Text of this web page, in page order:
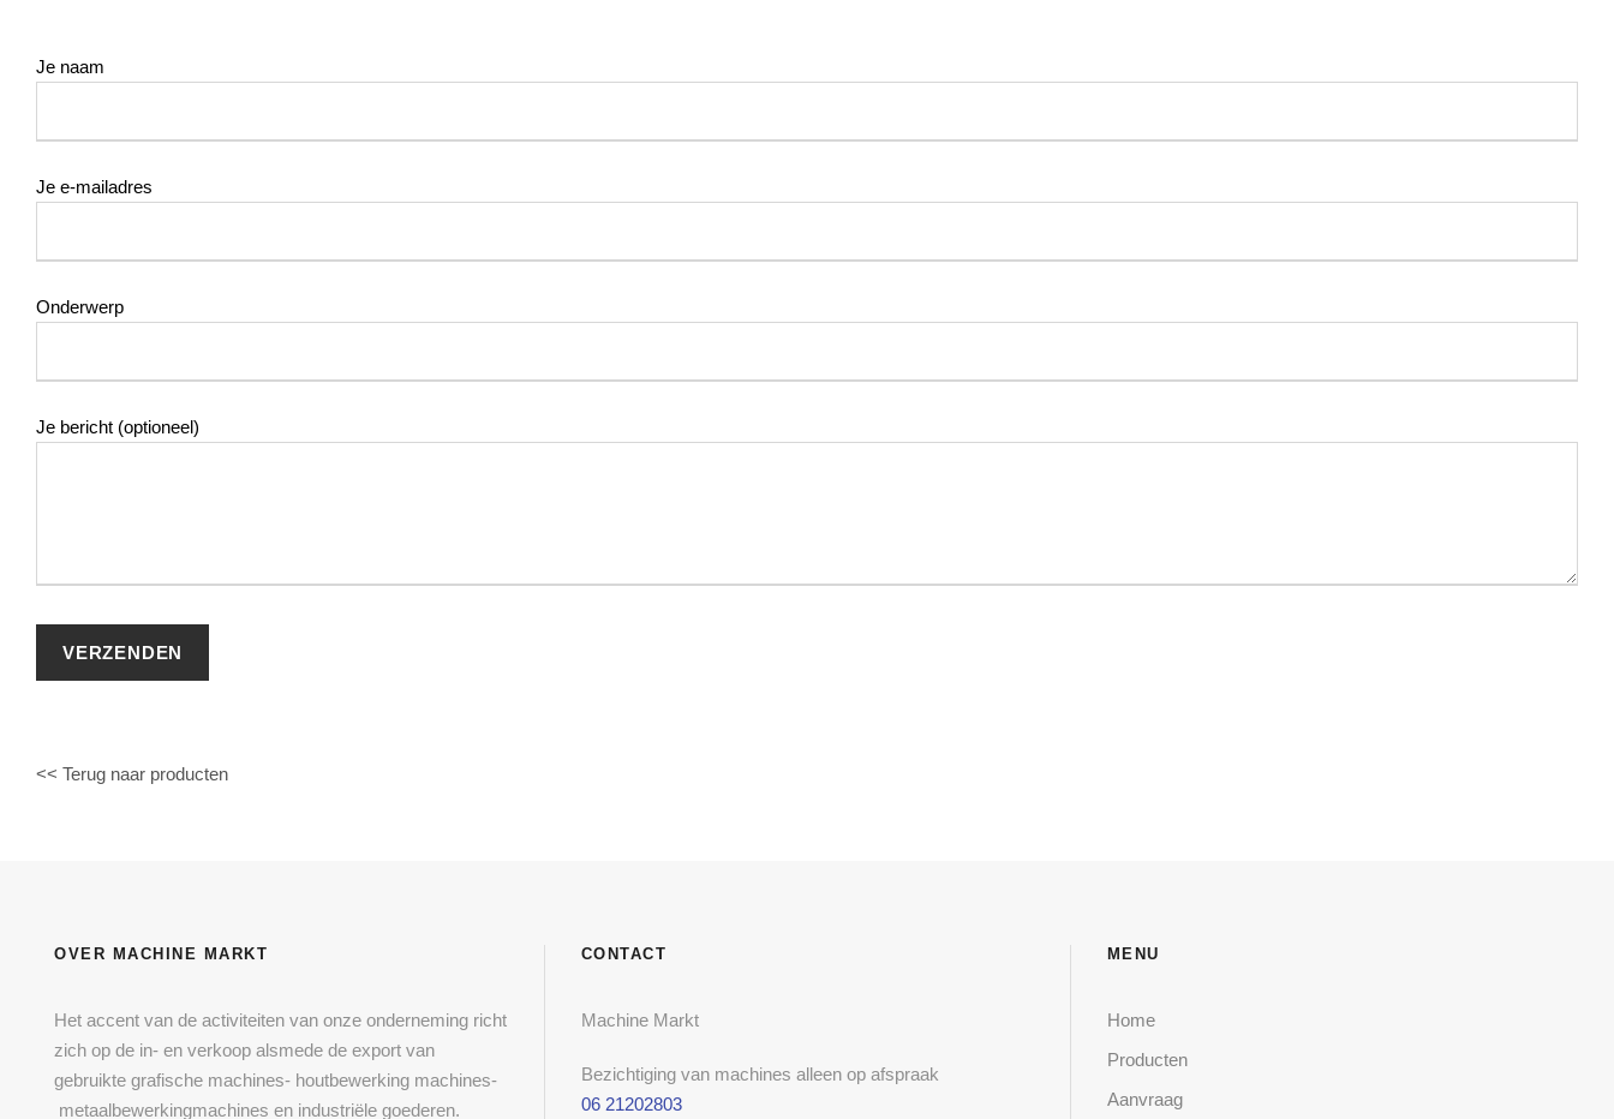
Je naam
Je e-mailadres
Onderwerp
Je bericht (optioneel)
<< Terug naar producten
OVER MACHINE MARKT
Het accent van de activiteiten van onze onderneming richt
zich op de in- en verkoop alsmede de export van
gebruikte grafische machines- houtbewerking machines-
metaalbewerkingmachines en industriële goederen.
CONTACT
Machine Markt
Bezichtiging van machines alleen op afspraak
06 21202803
MENU
Home
Producten
Aanvraag